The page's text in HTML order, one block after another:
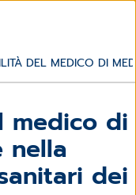
DEL MEDICO DI
medico di
nella
dei